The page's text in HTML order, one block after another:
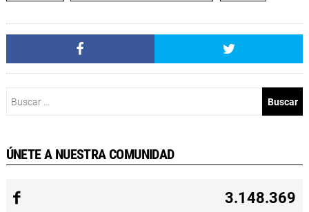
ÚNETE A NUESTRA COMUNIDAD
3.148.369